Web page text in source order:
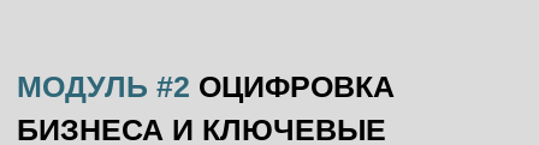
МОДУЛЬ #4ОЦИФРОВКА